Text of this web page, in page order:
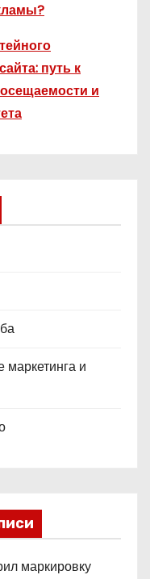
путь к
и
и
маркировку